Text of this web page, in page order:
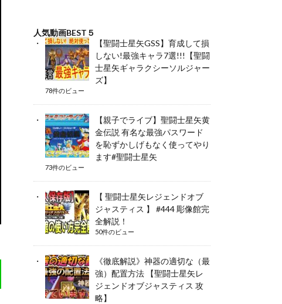
人気動画BEST５
【聖闘士星矢GSS】育成して損
しない!最強キャラ7選!!!【聖闘
士星矢ギャラクシーソルジャー
ズ】
78件のビュー
【親子でライブ】聖闘士星矢黄
金伝説 有名な最強パスワード
を恥ずかしげもなく使ってやり
ます#聖闘士星矢
73件のビュー
【 聖闘士星矢レジェンドオブ
ジャスティス 】 #444 彫像館完
全解説！
50件のビュー
《徹底解説》神器の適切な（最
強）配置方法 【聖闘士星矢レ
ジェンドオブジャスティス 攻
略】